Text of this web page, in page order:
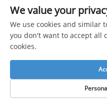
We value your
We use cookies and similar
you don't want to accept all
cookies.